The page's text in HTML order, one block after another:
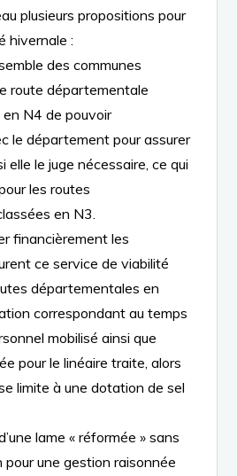
plusieurs propositions pour
hivernale :
des communes
route départementale
en N4 de pouvoir
le département pour assurer
elle le juge nécessaire, ce qui
les routes
en N3.
financièrement les
ce service de viabilité
départementales en
correspondant au temps
mobilisé ainsi que
pour le linéaire traite, alors
limite à une dotation de sel
lame « réformée » sans
pour une gestion raisonnée